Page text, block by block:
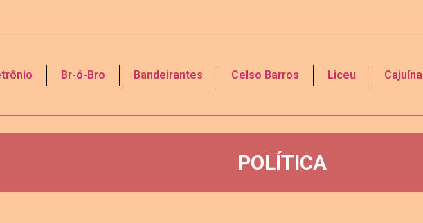
Br-ó-Bro Bandeirantes Celso Barros Liceu Cajuína
POLÍTICA